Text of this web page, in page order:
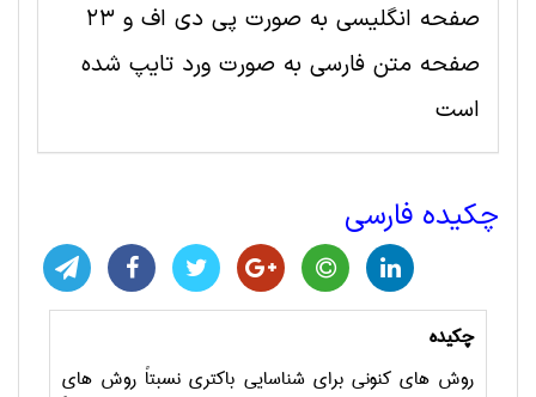
صفحه انگلیسی به صورت پی دی اف و 23
صفحه متن فارسی به صورت ورد تایپ شده
است
چکیده فارسی
چکیده
روش های کنونی برای شناسایی باکتری نسبتاً روش های